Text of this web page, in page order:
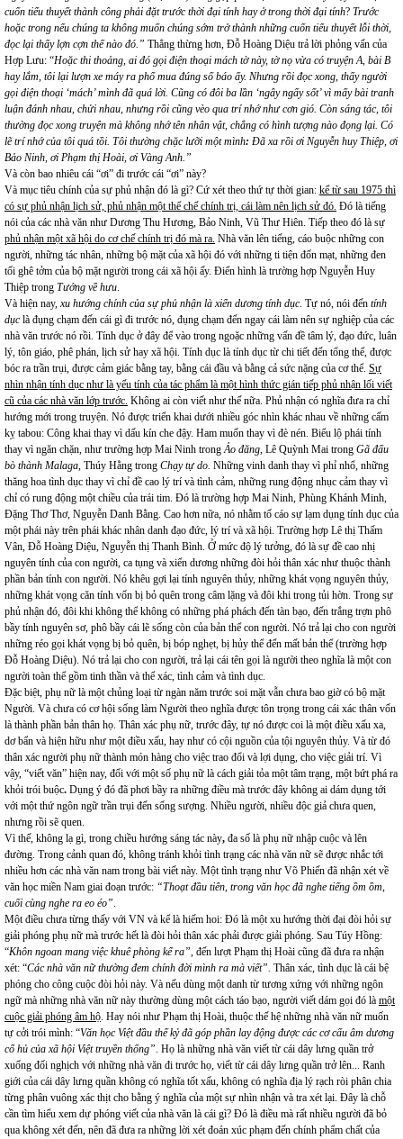
cuốn tiểu thuyết thành công phải đặt trước thời đại tính hay ở trong thời đại tính? Trước
hoặc trong nếu chúng ta không muốn chúng sớm trở thành những cuốn tiểu thuyết lỗi thời,
đọc lại thấy lợn cợn thế nào đó.” Thẳng thừng hơn, Đỗ Hoàng Diệu trả lời phỏng vấn của
Hợp Lưu: “Hoặc thi thoảng, ai đó gọi điện thoại mách tờ này, tờ nọ vừa có truyện A, bài B
hay lắm, tôi lại lượn xe máy ra phố mua đúng số báo ấy. Nhưng rồi đọc xong, thấy người
gọi điện thoại ‘mách’ mình đã quá lời. Cũng có đôi ba lần ‘ngây ngấy sốt’ vì mấy bài tranh
luận đánh nhau, chửi nhau, nhưng rồi cũng vèo qua trí nhớ như cơn gió. Còn sáng tác, tôi
thường đọc xong truyện mà không nhớ tên nhân vật, chẳng có hình tượng nào đọng lại. Có
lẽ trí nhớ của tôi quá tồi. Tôi thường chặc lưỡi một mình: Đã xa rồi ơi Nguyễn huy Thiệp, ơi
Bảo Ninh, ơi Phạm thị Hoài, ơi Vàng Anh.”
Và còn bao nhiêu cái “ơi” đi trước cái “ơi” này?
Và mục tiêu chính của sự phủ nhận đó là gì? Cứ xét theo thứ tự thời gian: kể từ sau 1975 thì
có sự phủ nhận lịch sử, phủ nhận một thể chế chính trị, cái làm nên lịch sử đó. Đó là tiếng
nói của các nhà văn như Dương Thu Hương, Bảo Ninh, Vũ Thư Hiên. Tiếp theo đó là sự
phủ nhận một xã hội do cơ chế chính trị đó mà ra. Nhà văn lên tiếng, cáo buộc những con
người, những tác nhân, những bộ mặt của xã hội đó với những ti tiện đốn mạt, những đen
tối ghê tởm của bộ mặt người trong cái xã hội ấy. Điển hình là trường hợp Nguyễn Huy
Thiệp trong Tướng về hưu.
Và hiện nay, xu hướng chính của sự phủ nhận là xiển dương tính dục. Tự nó, nói đến tính
dụclà đụng chạm đến cái gì đi trước nó, đụng chạm đến ngay cái làm nên sự nghiệp của các
nhà văn trước nó rồi. Tính dục ở đây để vào trong ngoặc những vấn đề tâm lý, đạo đức, luân
lý, tôn giáo, phê phán, lịch sử hay xã hội. Tính dục là tính dục từ chi tiết đến tổng thể, được
bóc ra trần trụi, được cảm giác bằng tay, bằng cái đầu và bằng cả sức nặng của cơ thể. Sự
nhìn nhận tính dục như là yếu tính của tác phẩm là một hình thức gián tiếp phủ nhận lối viết
cũ của các nhà văn lớp trước. Không ai còn viết như thế nữa. Phủ nhận có nghĩa đưa ra chỉ
hướng mới trong truyện. Nó được triển khai dưới nhiều góc nhìn khác nhau về những cấm
kỵ tabou: Công khai thay vì dấu kín che đậy. Ham muốn thay vì đè nén. Biểu lộ phái tính
thay vì ngăn chặn, như trường hợp Mai Ninh trongẢo đăng, Lê Quỳnh Mai trong Gã đấu
bò thành Malaga, Thúy Hằng trong Chạy tự do. Những vinh danh thay vì phỉ nhổ, những
thăng hoa tình dục thay vì chỉ đề cao lý trí và tình cảm, những rung động nhục cảm thay vì
chỉ có rung động một chiều của trái tim. Đó là trường hợp Mai Ninh, Phùng Khánh Minh,
Đặng Thơ Thơ, Nguyễn Danh Bằng. Cao hơn nữa, nó nhằm tố cáo sự lạm dụng tính dục của
một phái này trên phái khác nhân danh đạo đức, lý trí và xã hội. Trường hợp Lê thị Thấm
Vân, Đỗ Hoàng Diệu, Nguyễn thị Thanh Bình. Ở mức độ lý tưởng, đó là sự đề cao nhị
nguyên tính của con người, ca tụng và xiển dương những đòi hỏi thân xác như thuộc thành
phần bản tính con người. Nó khêu gợi lại tính nguyên thủy, những khát vọng nguyên thủy,
những khát vọng căn tính vốn bị bỏ quên trong câm lặng và đôi khi trong tủi hờn. Trong sự
phủ nhận đó, đôi khi không thể không có những phá phách đến tàn bạo, đến trắng trợn phô
bầy tính nguyên sơ, phô bầy cái lẽ sống còn của bản thể con người. Nó trả lại cho con người
những réo gọi khát vọng bị bỏ quên, bị bóp nghẹt, bị hủy thể đến mất bản thể (trường hợp
Đỗ Hoàng Diệu). Nó trả lại cho con người, trả lại cái tên gọi là người theo nghĩa là một con
người toàn thể gồm tinh thần và thể xác, tình cảm và tình dục.
Đặc biệt, phụ nữ là một chủng loại từ ngàn năm trước soi mặt vẫn chưa bao giờ có bộ mặt
Người. Và chưa có cơ hội sống làm Người theo nghĩa được tôn trọng trong cái xác thân vốn
là thành phần bản thân họ. Thân xác phụ nữ, trước đây, tự nó được coi là một điều xấu xa,
dơ bẩn và hiện hữu như một điều xấu, hay như có cội nguồn của tội nguyên thủy. Và từ đó
thân xác người phụ nữ thành món hàng cho việc trao đổi và lợi dụng, cho việc giải trí. Vì
vậy, “viết văn” hiện nay, đối với một số phụ nữ là cách giải tỏa một tâm trạng, một bứt phá ra
khỏi trói buộc. Dụng ý đó đã phơi bầy ra những điều mà trước đây không ai dám dụng tới
với một thứ ngôn ngữ trần trụi đến sống sượng. Nhiều người, nhiều độc giả chưa quen,
nhưng rồi sẽ quen.
Vì thế, không lạ gì, trong chiều hướng sáng tác này, đa số là phụ nữ nhập cuộc và lên
đường. Trong cảnh quan đó, không tránh khỏi tình trạng các nhà văn nữ sẽ được nhắc tới
nhiều hơn các nhà văn nam trong bài viết này. Một tình trạng như Võ Phiến đã nhận xét về
văn học miền Nam giai đoạn trước: “Thoạt đầu tiên, trong văn học đã nghe tiếng ồm ồm,
cuối cùng nghe ra eo éo”.
Một điều chưa từng thấy với VN và kể là hiếm hoi: Đó là một xu hướng thời đại đòi hỏi sự
giải phóng phụ nữ mà trước hết là đòi hỏi thân xác phải được giải phóng. Sau Túy Hồng:
“Khôn ngoan mang việc khuê phòng kể ra”, đến lượt Phạm thị Hoài cũng đã đưa ra nhận
xét: “Các nhà văn nữ thường đem chính đời mình ra mà viết”. Thân xác, tình dục là cái bệ
phóng cho công cuộc đòi hỏi này. Và nếu dùng một danh từ tương xứng với những ngôn
ngữ mà những nhà văn nữ này thường dùng một cách táo bạo, người viết dám gọi đó là một
cuộc giải phóng âm hộ. Hay nói như Phạm thị Hoài, thuộc thế hệ những nhà văn nữ muốn
tự cởi trói mình: “Văn học Việt đầu thế kỷ đã góp phần lay động được các cơ cấu âm dương
cổ hủ của xã hội Việt truyền thống”. Họ là những nhà văn viết từ cái dây lưng quần trở
xuống đối nghịch với những nhà văn đi trước họ, viết từ cái dây lưng quần trở lên... Ranh
giới của cái dây lưng quần không có nghĩa tốt xấu, không có nghĩa địa lý rạch ròi phân chia
từng phân vuông xác thịt cho bằng ý nghĩa của một sự nhìn nhận và tra xét lại. Đây là chỗ
cần tìm hiểu xem dự phóng viết của nhà văn là cái gì? Đó là điều mà rất nhiều người đã bỏ
qua không xét đến, nên đã đưa ra những lời xét đoán xúc phạm đến chính phẩm chất của